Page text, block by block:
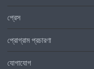
প্রেস
প্রোগ্রাম প্রচারণা
যোগাযোগ